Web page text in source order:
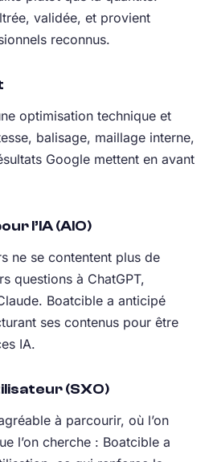
validée, et provient
reconnus.
optimisation technique et
balisage, maillage interne,
Google mettent en avant
l’IA (AIO)
ne se contentent plus de
questions à ChatGPT,
Boatcible a anticipé
ses contenus pour être
IA.
(SXO)
à parcourir, où l’on
l’on cherche : Boatcible a